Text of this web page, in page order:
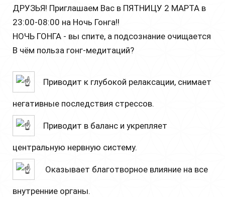
ДРУЗЬЯ! Приглашаем Вас в ПЯТНИЦУ 2 МАРТА в
23:00-08:00 на Ночь Гонга!!
НОЧЬ ГОНГА - вы спите, а подсознание очищается
В чём польза гонг-медитаций?
Приводит к глубокой релаксации, снимает
негативные последствия стрессов.
Приводит в баланс и укрепляет
центральную нервную систему.
Оказывает благотворное влияние на все
внутренние органы.